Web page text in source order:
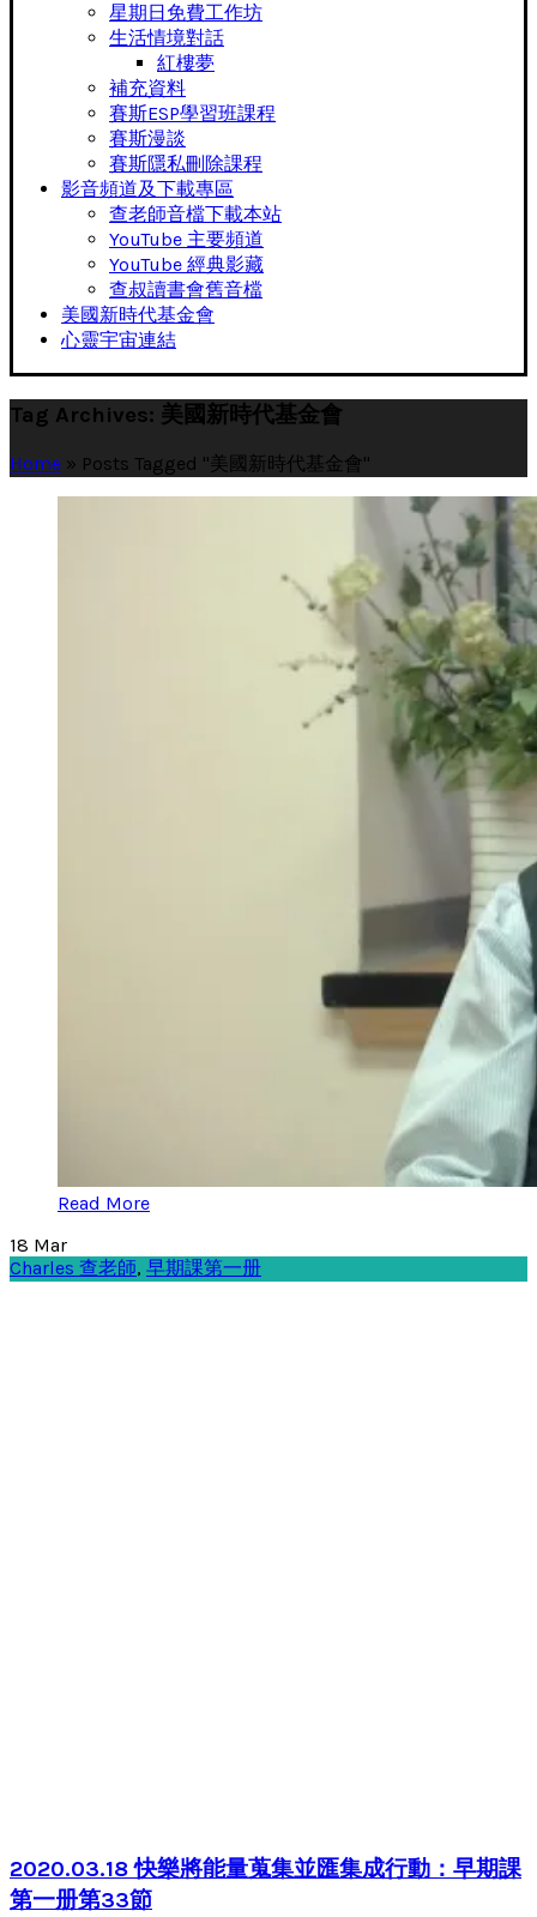
星期日免費工作坊
生活情境對話
紅樓夢
補充資料
賽斯ESP學習班課程
賽斯漫談
賽斯隱私刪除課程
影音頻道及下載專區
查老師音檔下載本站
YouTube 主要頻道
YouTube 經典影藏
查叔讀書會舊音檔
美國新時代基金會
心靈宇宙連結
Tag Archives: 美國新時代基金會
Home » Posts Tagged "美國新時代基金會"
Read More
18 Mar
Charles 查老師, 早期課第一册
2020.03.18 快樂將能量蒐集並匯集成行動：早期課
第一册第33節